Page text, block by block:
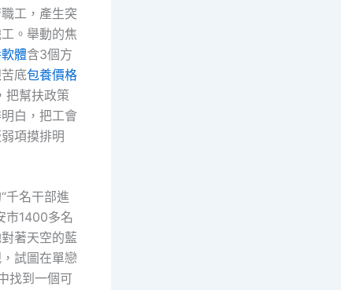
工，產生突
。舉動的焦
體含3個方
底包養價格
把幫扶政策
白，把工會
項摸排明
千名干部進
市1400多名
著天空的藍
試圖在單戀
找到一個可